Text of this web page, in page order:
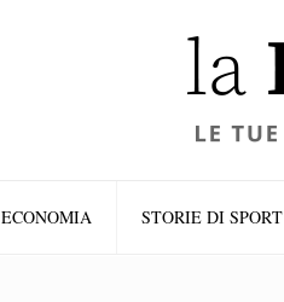
ECONOMIA STORIE DI SPORT